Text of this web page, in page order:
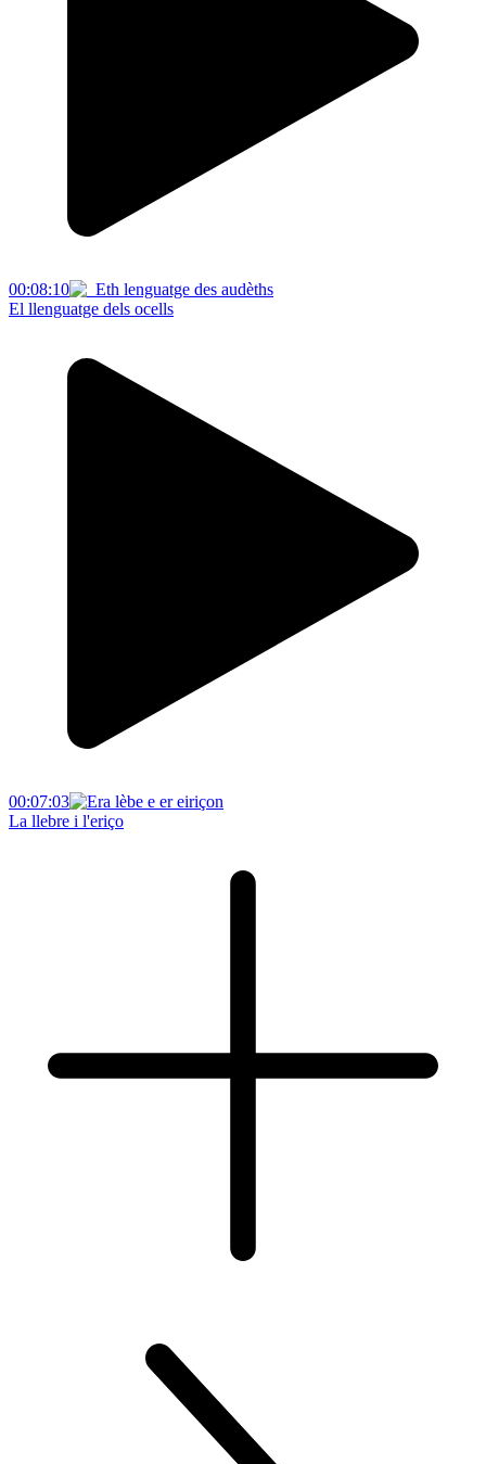
00:08:10
El llenguatge dels ocells
00:07:03
La llebre i l'eriço